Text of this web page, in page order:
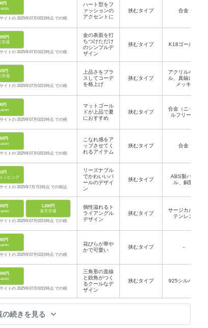
円
イトの 2025年07月02日時点 での税
ハート型をフ
ァッションの
アクセントに
挟むタイプ 合金
円
市場
イトの 2025年07月02日時点 での税
金の表面を打
ちつけただけ
のシンプルデ
ザイン
挟むタイプ K18ゴールド
円
市場
イトの 2025年07月02日時点 での税
上品さをプラ
スしてコーデ
を格上げ
挟むタイプ
アクリルパー
ル、真鍮に金
メッキ
円
イトの 2025年07月02日時点 での税
マットゴール
ドが上品で夏
におすすめ
挟むタイプ
合金（ニッケ
ルフリー）
円
イトの 2025年07月02日時点 での税
こなれ感をア
ップさせてく
れるアイテム
挟むタイプ 合金
円
ッピング
イトの 2025年7月7日時点 での税込
リーズナブル
でかわいいパ
ールのデザイ
ン
挟むタイプ
ABS製パー
ル、銅製
円
1,000円
楽天市場
イトの 2025年07月02日時点 での税
個性溢れるト
ライアングル
デザイン
挟むタイプ
サージカルス
テンレス
円
イトの 2025年07月02日時点 での税
花びらが華や
かで可愛い
挟むタイプ ‐
円
イトの 2025年07月02日時点 での税
三角形の直線
と鋭角がつく
るクールなデ
ザイン
挟むタイプ 925シルバー
の続きを見る